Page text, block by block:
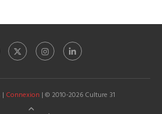
| Connexion | © 2010-2026 Culture 31